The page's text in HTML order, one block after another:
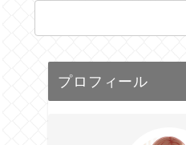
プロフィール